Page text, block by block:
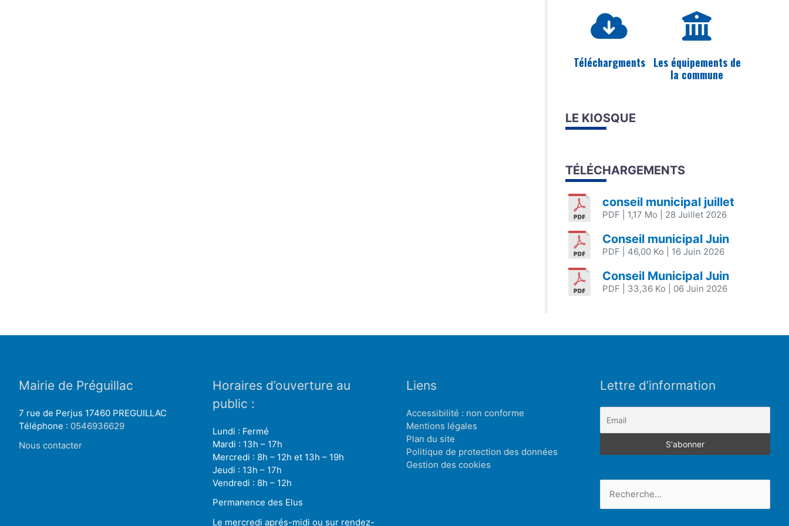
Téléchargments Les équipements de
la commune
LE KIOSQUE
TÉLÉCHARGEMENTS
conseil municipal juillet
PDF | 1,17 Mo | 28 Juillet 2026
Conseil municipal Juin
PDF | 46,00 Ko | 16 Juin 2026
Conseil Municipal Juin
PDF | 33,36 Ko | 06 Juin 2026
Mairie de Préguillac
7 rue de Perjus 17460 PREGUILLAC
Téléphone : 0546936629
Nous contacter
Horaires d’ouverture au
public :
Lundi : Fermé
Mardi : 13h – 17h
Mercredi : 8h – 12h et 13h – 19h
Jeudi : 13h – 17h
Vendredi : 8h – 12h
Permanence des Elus
Le mercredi aprés-midi ou sur rendez-
Liens
Accessibilité : non conforme
Mentions légales
Plan du site
Politique de protection des données
Gestion des cookies
Lettre d’information